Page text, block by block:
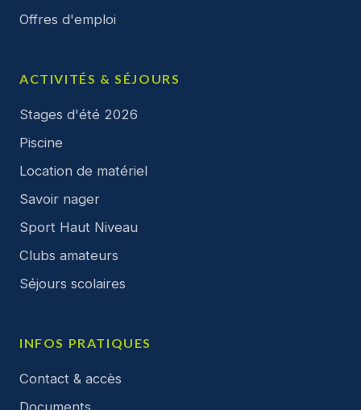
Offres d'emploi
ACTIVITÉS & SÉJOURS
Stages d'été 2026
Piscine
Location de matériel
Savoir nager
Sport Haut Niveau
Clubs amateurs
Séjours scolaires
INFOS PRATIQUES
Contact & accès